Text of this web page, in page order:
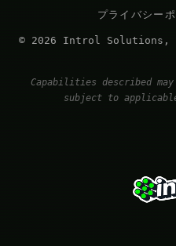
プライバシー
© 2026 Introl Solutions,
Capabilities described may
subject to